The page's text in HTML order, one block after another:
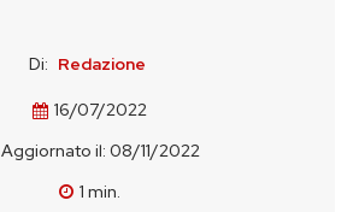
Di: Redazione
16/07/2022
Aggiornato il: 08/11/2022
1 min.